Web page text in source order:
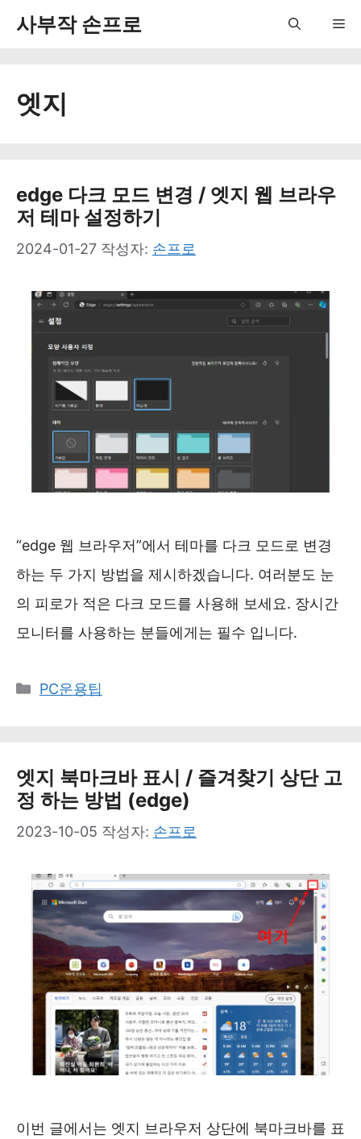
사부작 손프로
엣지
edge 다크 모드 변경 / 엣지 웹 브라우
저 테마 설정하기
2024-01-27 작성자: 손프로
“edge 웹 브라우저”에서 테마를 다크 모드로 변경
하는 두 가지 방법을 제시하겠습니다. 여러분도 눈
의 피로가 적은 다크 모드를 사용해 보세요. 장시간
모니터를 사용하는 분들에게는 필수 입니다.
카
PC운용팁
엣지 북마크바 표시 / 즐겨찾기 상단 고
정 하는 방법 (edge)
2023-10-05 작성자: 손프로
이번 글에서는 엣지 브라우저 상단에 북마크바를 표